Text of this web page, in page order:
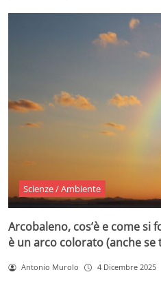
Scienze / Ambiente
Arcobaleno, cos’è e come si
è un arco colorato (anche se
Antonio Murolo 4 Dicembre 2025